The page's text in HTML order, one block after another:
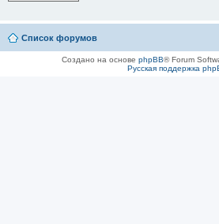
Список форумов
Создано на основе phpBB® Forum
Русская поддержка